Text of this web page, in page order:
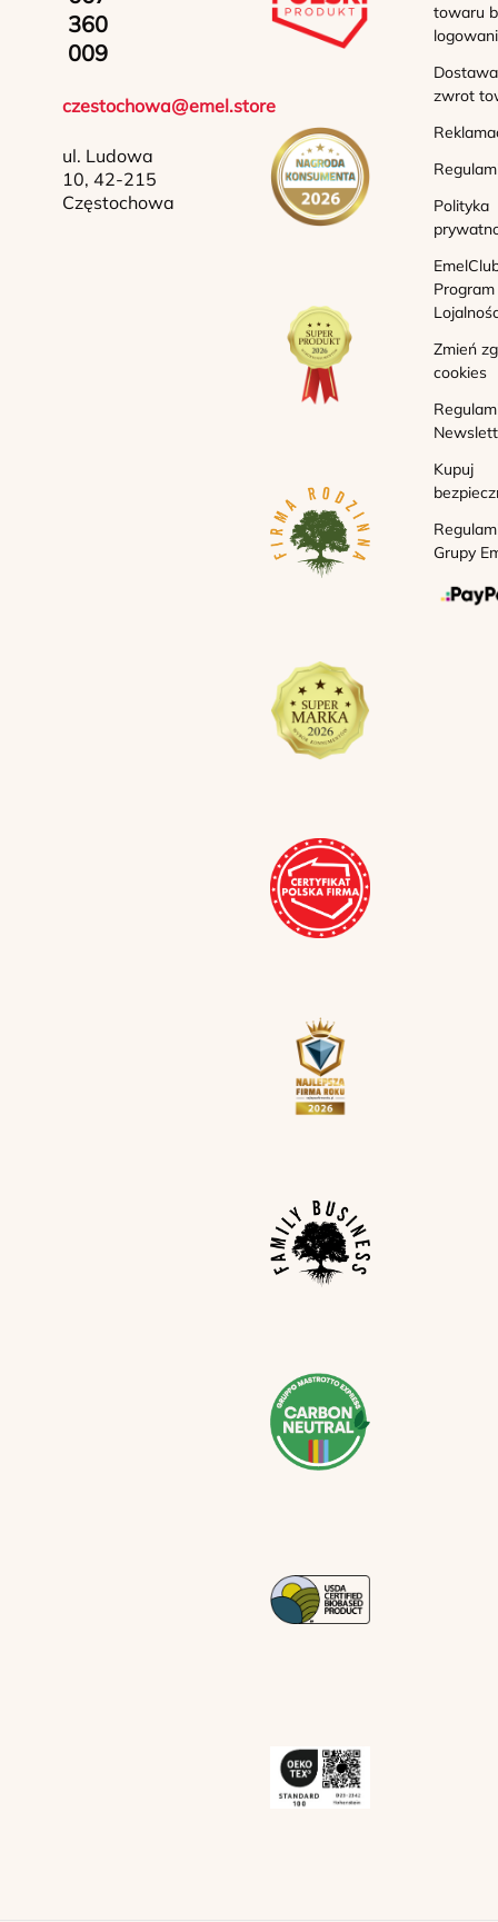
360
009
czestochowa@emel.store
ul. Ludowa
10, 42-215
Częstochowa
towaru
zwrot
Polityka
Program
Zmień
cookies
Kupuj
Grupy